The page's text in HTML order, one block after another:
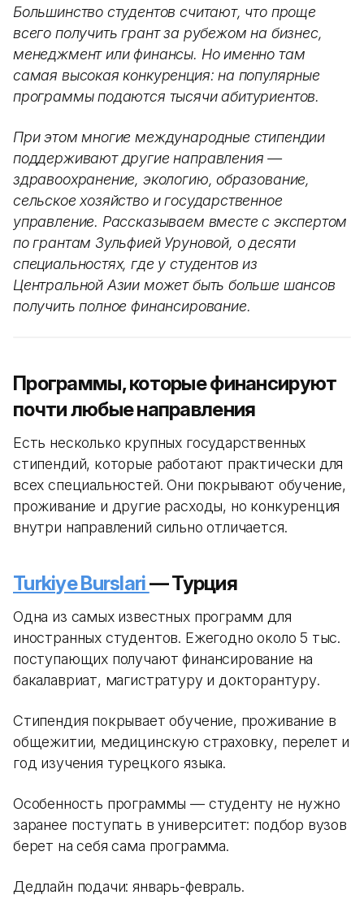
Большинство студентов считают, что проще
всего получить грант за рубежом на бизнес,
менеджмент или финансы. Но именно там
самая высокая конкуренция: на популярные
программы подаются тысячи абитуриентов.
При этом многие международные стипендии
поддерживают другие направления —
здравоохранение, экологию, образование,
сельское хозяйство и государственное
управление. Рассказываем вместе с экспертом
по грантам Зульфией Уруновой, о десяти
специальностях, где у студентов из
Центральной Азии может быть больше шансов
получить полное финансирование.
Программы, которые финансируют
почти любые направления
Есть несколько крупных государственных
стипендий, которые работают практически для
всех специальностей. Они покрывают обучение,
проживание и другие расходы, но конкуренция
внутри направлений сильно отличается.
Turkiye Burslari— Турция
Одна из самых известных программ для
иностранных студентов. Ежегодно около 5 тыс.
поступающих получают финансирование на
бакалавриат, магистратуру и докторантуру.
Стипендия покрывает обучение, проживание в
общежитии, медицинскую страховку, перелет и
год изучения турецкого языка.
Особенность программы — студенту не нужно
заранее поступать в университет: подбор вузов
берет на себя сама программа.
Дедлайн подачи: январь-февраль.